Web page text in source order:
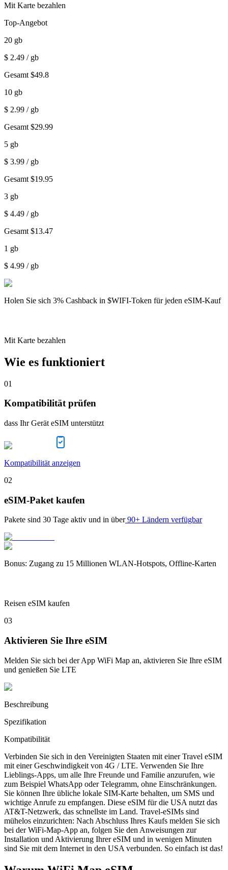
Mit Karte bezahlen
Top-Angebot
20 gb
$ 2.49 / gb
Gesamt $49.8
10 gb
$ 2.99 / gb
Gesamt $29.99
5 gb
$ 3.99 / gb
Gesamt $19.95
3 gb
$ 4.49 / gb
Gesamt $13.47
1 gb
$ 4.99 / gb
Holen Sie sich 3% Cashback in $WIFI-Token für jeden eSIM-Kauf
Mit Karte bezahlen
Wie es funktioniert
01
Kompatibilität prüfen
dass Ihr Gerät eSIM unterstützt
Kompatibilität anzeigen
02
eSIM-Paket kaufen
Pakete sind 30 Tage aktiv und in über 90+ Ländern verfügbar
Bonus: Zugang zu 15 Millionen WLAN-Hotspots, Offline-Karten
Reisen eSIM kaufen
03
Aktivieren Sie Ihre eSIM
Melden Sie sich bei der App WiFi Map an, aktivieren Sie Ihre eSIM
und genießen Sie LTE
Beschreibung
Spezifikation
Kompatibilität
Verbinden Sie sich in den Vereinigten Staaten mit einer Travel eSIM
mit einer Geschwindigkeit von 4G / LTE. Verwenden Sie Ihre
Lieblings-Apps, um alle Ihre Freunde und Familie anzurufen, wie
zum Beispiel WhatsApp oder Telegramm, ohne Einschränkungen.
Sie können Ihre übliche lokale SIM-Karte behalten, um SMS und
wichtige Anrufe zu empfangen. Diese eSIM für die USA nutzt das
AT&T-Netzwerk, das schnellste im Land. Travel-eSIMs sind
mühelos einzurichten: Nach Abschluss Ihres Kaufs melden Sie sich
bei der WiFi-Map-App an, folgen Sie den Anweisungen zur
Installation und Aktivierung Ihrer eSIM und in wenigen Minuten
sind Sie mit dem Internet in den USA verbunden. So einfach ist das!